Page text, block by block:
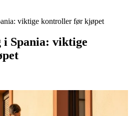
viktige kontroller før kjøpet
Spania: viktige